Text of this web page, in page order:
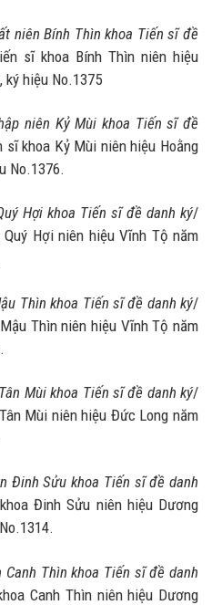
niên Bính Thìn khoa Tiến sĩ đề
sĩ khoa Bính Thìn niên hiệu
ký hiệu No.1375
niên Kỷ Mùi khoa Tiến sĩ đề
khoa Kỷ Mùi niên hiệu Hoằng
No.1376.
Hợi khoa Tiến sĩ đề danh ký/
Hợi niên hiệu Vĩnh Tộ năm
Thìn khoa Tiến sĩ đề danh ký/
Thìn niên hiệu Vĩnh Tộ năm
Mùi khoa Tiến sĩ đề danh ký/
Mùi niên hiệu Đức Long năm
Đinh Sửu khoa Tiến sĩ đề danh
Đinh Sửu niên hiệu Dương
Canh Thìn khoa Tiến sĩ đề danh
Canh Thìn niên hiệu Dương